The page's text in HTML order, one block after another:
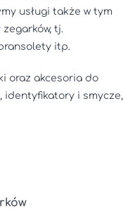
usługi także w tym
tj.
itp.
oraz akcesoria do
identyfikatory i smycze,